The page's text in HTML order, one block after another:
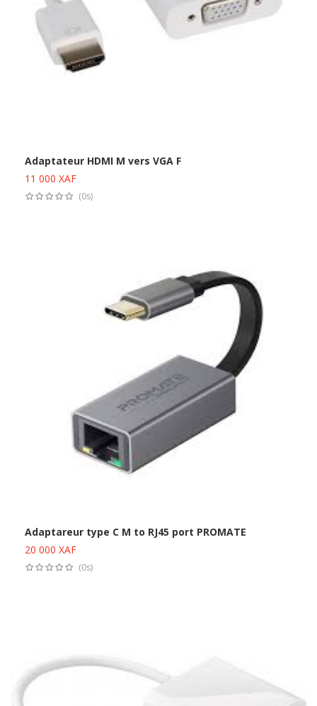
Adaptateur HDMI M vers VGA F
11 000 XAF
(0s)
Adaptareur type C M to RJ45 port PROMATE
20 000 XAF
(0s)